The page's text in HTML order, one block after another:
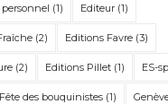
(1) Editeur(1)
(2) Editions Favre(3)
(2) Editions Pillet(1) ES-
Fête des bouquinistes(1)